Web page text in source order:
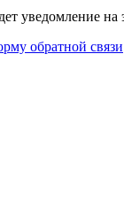
уведомление
обратной связи